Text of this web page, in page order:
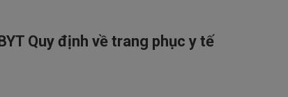
Quy định về trang phục y tế